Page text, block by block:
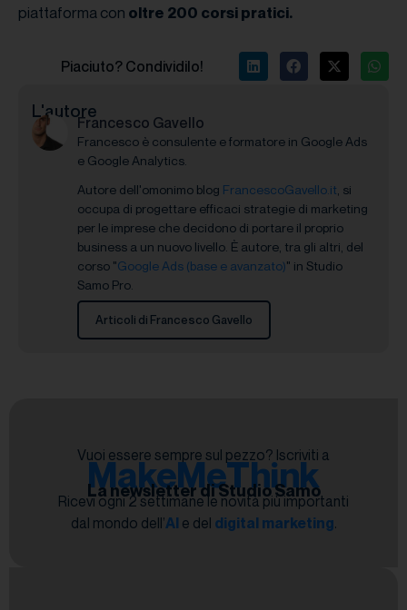
piattaforma con oltre 200 corsi pratici.
Piaciuto? Condividilo!
L'autore
Francesco Gavello
Francesco è consulente e formatore in Google Ads
e Google Analytics.
Autore dell'omonimo blog FrancescoGavello.it , si
occupa di progettare efficaci strategie di marketing
per le imprese che decidono di portare il proprio
business a un nuovo livello. È autore, tra gli altri, del
corso "Google Ads (base e avanzato)" in Studio
Samo Pro.
Articoli di Francesco Gavello
Vuoi essere sempre sul pezzo? Iscriviti a
MakeMeThink
La newsletter di Studio Samo
Ricevi ogni 2 settimane le novità più importanti
dal mondo dell’AI e del digital marketing.